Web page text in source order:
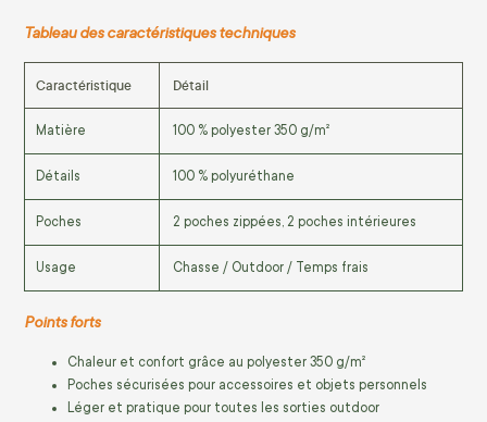
Tableau des caractéristiques techniques
Caractéristique Détail
Matière 100 % polyester 350 g/m²
Détails 100 % polyuréthane
Poches 2 poches zippées, 2 poches intérieures
Usage Chasse / Outdoor / Temps frais
Points forts
Chaleur et confort grâce au polyester 350 g/m²
Poches sécurisées pour accessoires et objets personnels
Léger et pratique pour toutes les sorties outdoor